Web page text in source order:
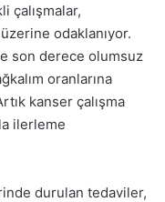
çalışmalar,
odaklanıyor.
son derece olumsuz
oranlarına
kanser çalışma
ilerleme
durulan tedaviler,